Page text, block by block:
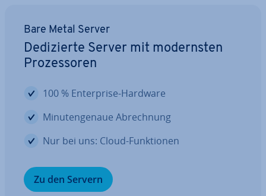
Bare Metal Server
De­di­zier­te Server mit mo­derns­ten
Pro­zes­so­ren
100 % En­ter­pri­se-Hardware
Mi­nu­ten­ge­naue Ab­rech­nung
Nur bei uns: Cloud-Funk­tio­nen
Zu den Servern